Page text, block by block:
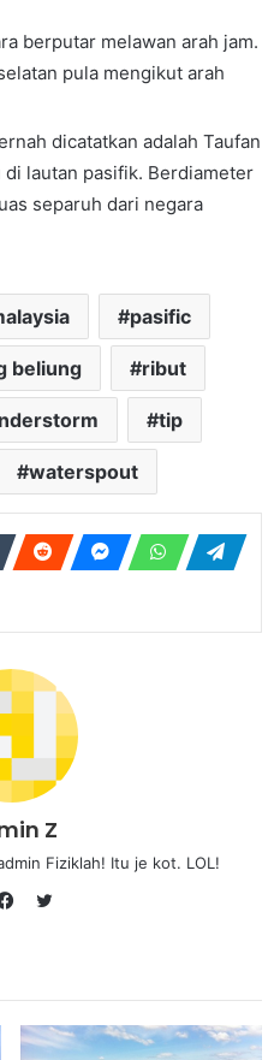
berputar melawan arah jam.
pula mengikut arah
dicatatkan adalah Taufan
lautan pasifik. Berdiameter
separuh dari negara
pasific
beliung ribut
tip
waterspout
Z
Fiziklah! Itu je kot. LOL!